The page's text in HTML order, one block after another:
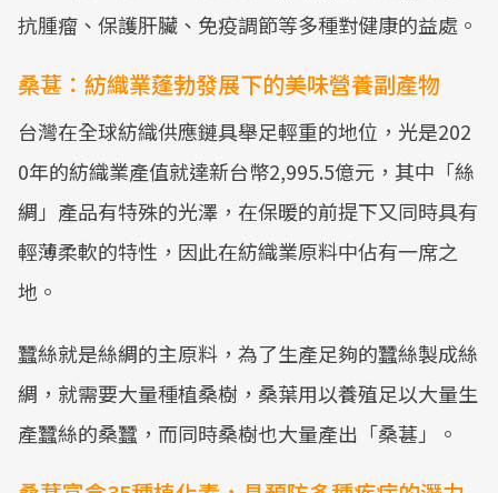
抗腫瘤、保護肝臟、免疫調節等多種對健康的益處。
桑葚：紡織業蓬勃發展下的美味營養副產物
台灣在全球紡織供應鏈具舉足輕重的地位，光是202
0年的紡織業產值就達新台幣2,995.5億元，其中「絲
綢」產品有特殊的光澤，在保暖的前提下又同時具有
輕薄柔軟的特性，因此在紡織業原料中佔有一席之
地。
蠶絲就是絲綢的主原料，為了生產足夠的蠶絲製成絲
綢，就需要大量種植桑樹，桑葉用以養殖足以大量生
產蠶絲的桑蠶，而同時桑樹也大量產出「桑葚」。